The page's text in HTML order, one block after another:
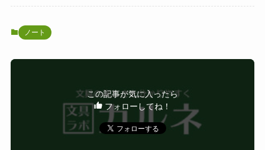
ノート
この記事が気に入ったら
フォローしてね！